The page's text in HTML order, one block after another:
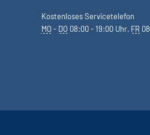
Kostenloses Servicetelefon
MO- DO 08:00 - 19:00 Uhr, FR